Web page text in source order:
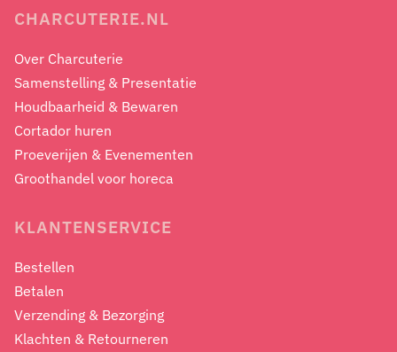
CHARCUTERIE.NL
Over Charcuterie
Samenstelling & Presentatie
Houdbaarheid & Bewaren
Cortador huren
Proeverijen & Evenementen
Groothandel voor horeca
KLANTENSERVICE
Bestellen
Betalen
Verzending & Bezorging
Klachten & Retourneren